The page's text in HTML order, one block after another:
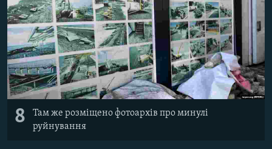
8
Там же розміщено фотоархів про минулі
руйнування